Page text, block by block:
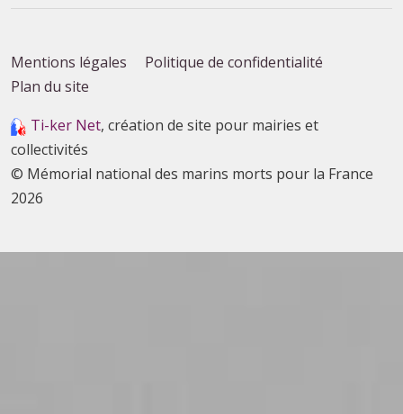
Mentions légales
Politique de confidentialité
Plan du site
Ti-ker Net, création de site pour mairies et
collectivités
© Mémorial national des marins morts pour la France
2026